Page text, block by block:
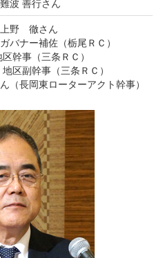
波 善行さん
野 徹さん
バナー補佐（栃尾ＲＣ）
幹事（三条ＲＣ）
区副幹事（三条ＲＣ）
（長岡東ローターアクト幹事）